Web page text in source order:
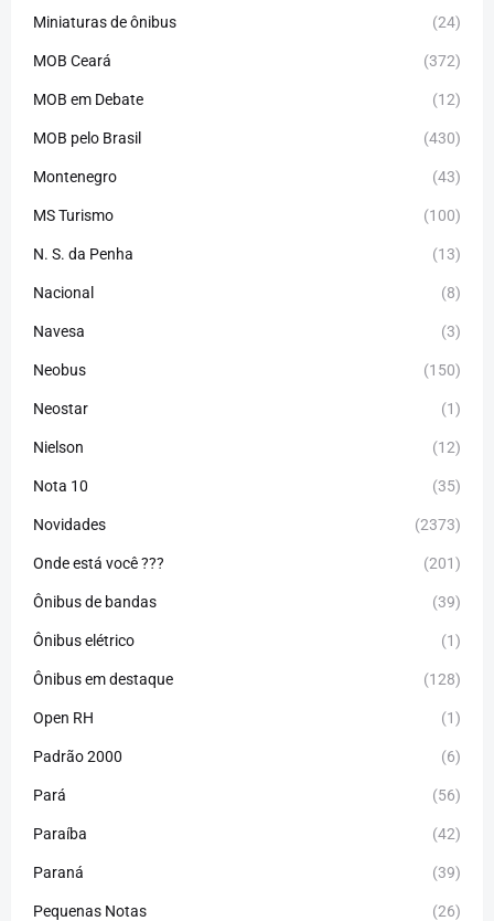
Miniaturas de ônibus (24)
MOB Ceará (372)
MOB em Debate (12)
MOB pelo Brasil (430)
Montenegro (43)
MS Turismo (100)
N. S. da Penha (13)
Nacional (8)
Navesa (3)
Neobus (150)
Neostar (1)
Nielson (12)
Nota 10 (35)
Novidades (2373)
Onde está você ??? (201)
Ônibus de bandas (39)
Ônibus elétrico (1)
Ônibus em destaque (128)
Open RH (1)
Padrão 2000 (6)
Pará (56)
Paraíba (42)
Paraná (39)
Pequenas Notas (26)